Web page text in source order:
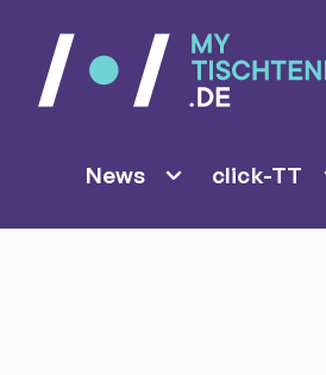
News click-TT